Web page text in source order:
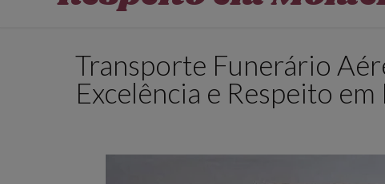
Transporte Funerário
Excelência e Respeito